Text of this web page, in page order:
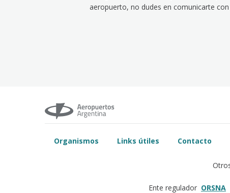
aeropuerto, no dudes en comunicarte
Organismos Links útiles Contacto
Ente regulador ORSNA